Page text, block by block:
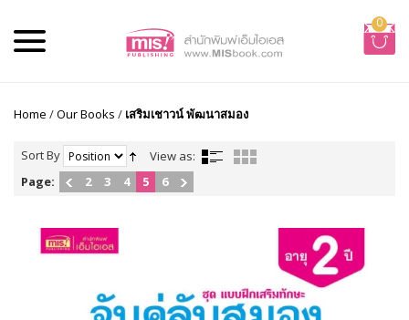
0
Home /Our Books / เสริมเชาวน์ พัฒนาสมอง
Sort By
View as:
Page:
2 3 4 5 6